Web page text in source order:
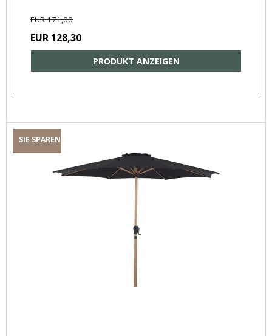
EUR 171,00
EUR 128,30
PRODUKT ANZEIGEN
SIE SPAREN